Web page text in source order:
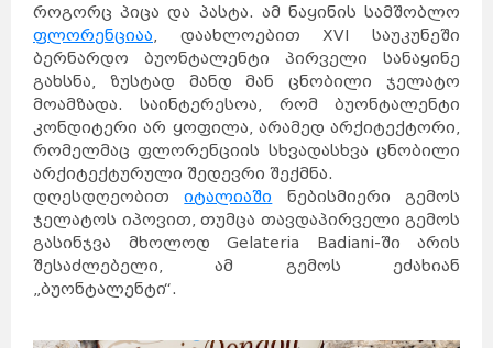
როგორც პიცა და პასტა. ამ ნაყინის სამშობლო
ფლორენციაა, დაახლოებით XVI საუკუნეში
ბერნარდო ბუონტალენტი პირველი სანაყინე
გახსნა, ზუსტად მანდ მან ცნობილი ჯელატო
მოამზადა. საინტერესოა, რომ ბუონტალენტი
კონდიტერი არ ყოფილა, არამედ არქიტექტორი,
რომელმაც ფლორენციის სხვადასხვა ცნობილი
არქიტექტურული შედევრი შექმნა.
დღესდღეობითიტალიაში ნებისმიერი გემოს
ჯელატოს იპოვით, თუმცა თავდაპირველი გემოს
გასინჯვა მხოლოდ Gelateria Badiani-ში არის
შესაძლებელი, ამ გემოს ეძახიან
„ბუონტალენტი“.